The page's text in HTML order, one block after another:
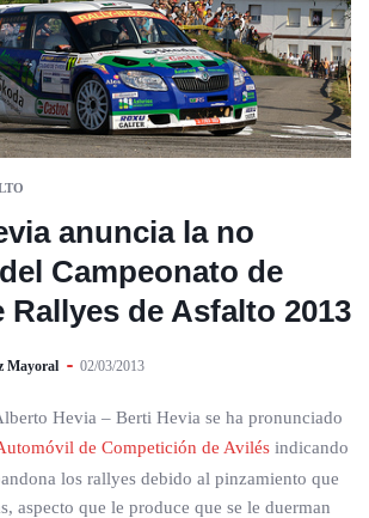
anuncia la no
Campeonato de
Rallyes de Asfalto 2013
Mayoral 02/03/2013
Hevia – Berti Hevia se ha pronunciado
de Competición de Avilés indicando
los rallyes debido al pinzamiento que
aspecto que le produce que se le duerman